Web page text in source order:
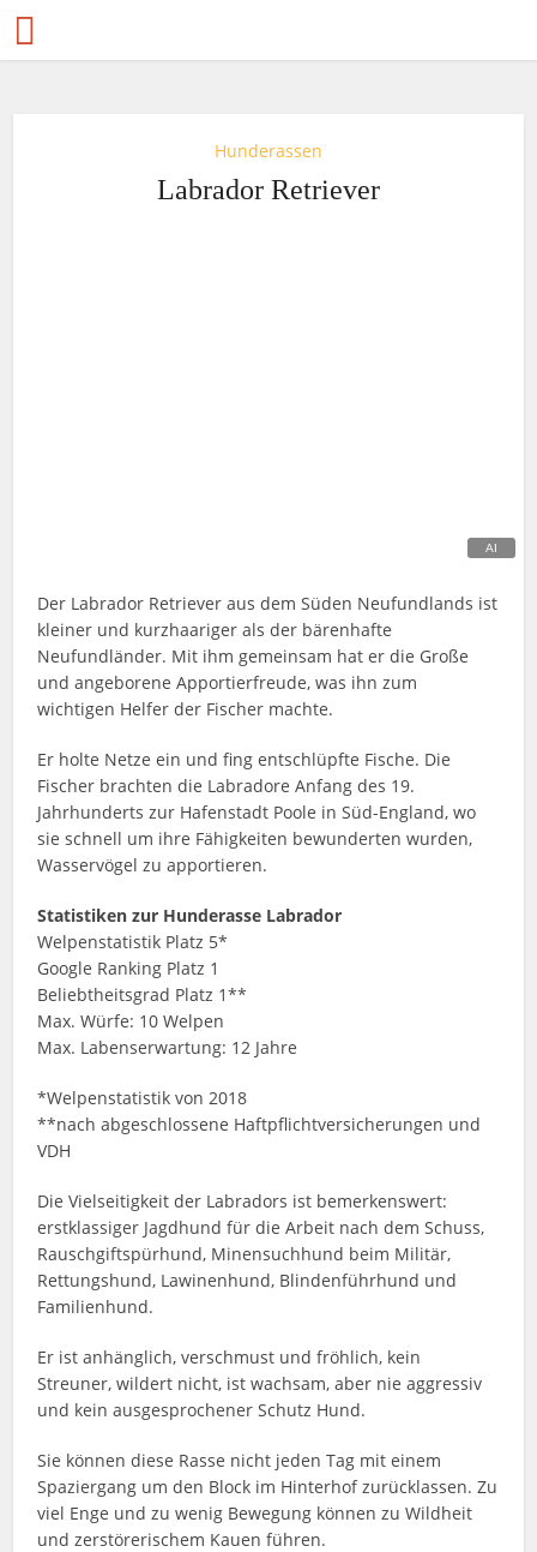
Hunderassen
Labrador Retriever
Der Labrador Retriever aus dem Süden Neufundlands ist
kleiner und kurzhaariger als der bärenhafte
Neufundländer. Mit ihm gemeinsam hat er die Große
und angeborene Apportierfreude, was ihn zum
wichtigen Helfer der Fischer machte.
Er holte Netze ein und fing entschlüpfte Fische. Die
Fischer brachten die Labradore Anfang des 19.
Jahrhunderts zur Hafenstadt Poole in Süd-England, wo
sie schnell um ihre Fähigkeiten bewunderten wurden,
Wasservögel zu apportieren.
Statistiken zur Hunderasse Labrador
Welpenstatistik Platz 5*
Google Ranking Platz 1
Beliebtheitsgrad Platz 1**
Max. Würfe: 10 Welpen
Max. Labenserwartung: 12 Jahre
*Welpenstatistik von 2018
**nach abgeschlossene Haftpflichtversicherungen und
VDH
Die Vielseitigkeit der Labradors ist bemerkenswert:
erstklassiger Jagdhund für die Arbeit nach dem Schuss,
Rauschgiftspürhund, Minensuchhund beim Militär,
Rettungshund, Lawinenhund, Blindenführhund und
Familienhund.
Er ist anhänglich, verschmust und fröhlich, kein
Streuner, wildert nicht, ist wachsam, aber nie aggressiv
und kein ausgesprochener Schutz Hund.
Sie können diese Rasse nicht jeden Tag mit einem
Spaziergang um den Block im Hinterhof zurücklassen. Zu
viel Enge und zu wenig Bewegung können zu Wildheit
und zerstörerischem Kauen führen.